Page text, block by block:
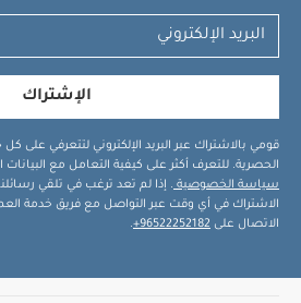
الإشتراك
قومي بالاشتراك عبر البريد الإلكتروني لتتعرفي على
الحصرية. للتعرف أكثر على كيفية التعامل مع
سياسة الخصوصية . إذا لم تعد ترغب في تلقي
الاشتراك في أي وقت عبر التواصل مع فريق خدمة
الاتصال على 96522252182+
.